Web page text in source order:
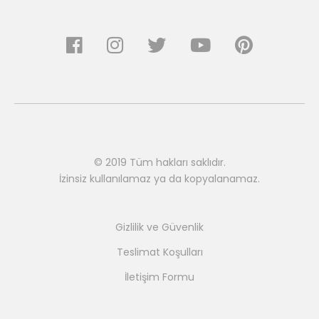
© 2019 Tüm hakları saklıdır.
İzinsiz kullanılamaz ya da kopyalanamaz.
Gizlilik ve Güvenlik
Teslimat Koşulları
İletişim Formu